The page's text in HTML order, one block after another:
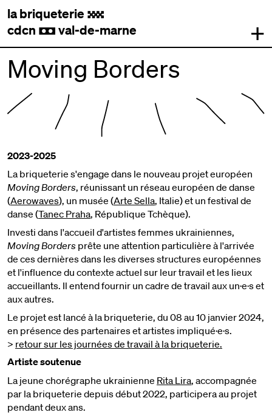
la briqueterie .
cdcn , val-de-marne
+
Moving Borders
2023-2025
La briqueterie s'engage dans le nouveau projet européen
Moving Borders, réunissant un réseau européen de danse
(Aerowaves), un musée (Arte Sella, Italie) et un festival de
danse (Tanec Praha, République Tchèque).
Investi dans l'accueil d'artistes femmes ukrainiennes,
Moving Borders prête une attention particulière à l'arrivée
de ces dernières dans les diverses structures européennes
et l'influence du contexte actuel sur leur travail et les lieux
accueillants. Il entend fournir un cadre de travail aux un·e·s et
aux autres.
Le projet est lancé à la briqueterie, du 08 au 10 janvier 2024,
en présence des partenaires et artistes impliqué·e·s.
> retour sur les journées de travail à la briqueterie.
Artiste soutenue
La jeune chorégraphe ukrainienne Rita Lira, accompagnée
par la briqueterie depuis début 2022, participera au projet
pendant deux ans.